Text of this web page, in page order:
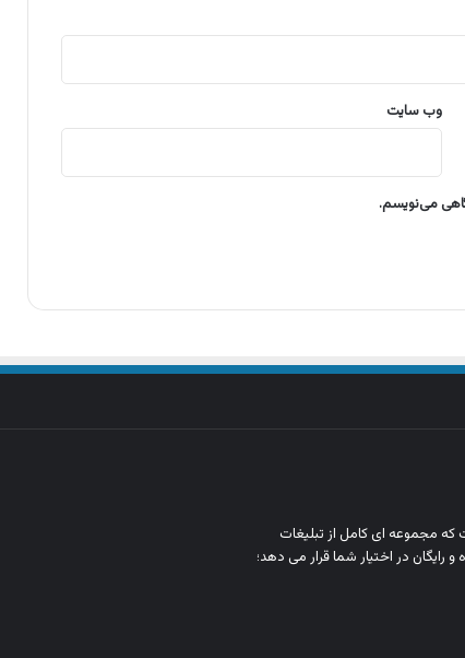
وب‌ سایت
می‌نویسم.
که مجموعه‌ ای کامل از تبلیغات
رایگان در اختیار شما قرار می‌ دهد؛